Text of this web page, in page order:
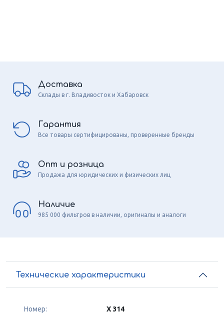
Доставка
Склады в г. Владивосток и Хабаровск
Гарантия
Все товары сертифицированы, проверенные бренды
Опт и розница
Продажа для юридических и физических лиц
Наличие
985 000 фильтров в наличии, оригиналы и аналоги
Технические характеристики
Номер: X 314